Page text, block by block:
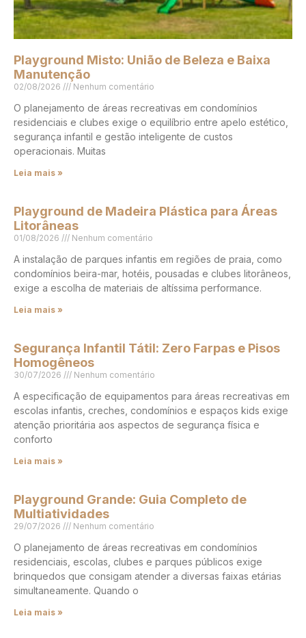
Playground Misto: União de Beleza e Baixa
Manutenção
02/08/2026 Nenhum comentário
O planejamento de áreas recreativas em condomínios
residenciais e clubes exige o equilíbrio entre apelo estético,
segurança infantil e gestão inteligente de custos
operacionais. Muitas
Leia mais »
Playground de Madeira Plástica para Áreas
Litorâneas
01/08/2026 Nenhum comentário
A instalação de parques infantis em regiões de praia, como
condomínios beira-mar, hotéis, pousadas e clubes litorâneos,
exige a escolha de materiais de altíssima performance.
Leia mais »
Segurança Infantil Tátil: Zero Farpas e Pisos
Homogêneos
30/07/2026 Nenhum comentário
A especificação de equipamentos para áreas recreativas em
escolas infantis, creches, condomínios e espaços kids exige
atenção prioritária aos aspectos de segurança física e
conforto
Leia mais »
Playground Grande: Guia Completo de
Multiatividades
29/07/2026 Nenhum comentário
O planejamento de áreas recreativas em condomínios
residenciais, escolas, clubes e parques públicos exige
brinquedos que consigam atender a diversas faixas etárias
simultaneamente. Quando o
Leia mais »